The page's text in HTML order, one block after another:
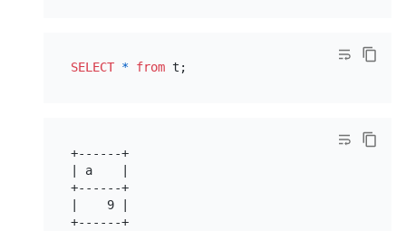
SELECT * from
+------+
| a    |
+------+
|    9 |
+------+